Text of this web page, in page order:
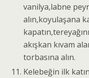
vanilya,labne
alın,koyulaşana
akışkan kıvam
torbasına alın.
Kelebeğin ilk